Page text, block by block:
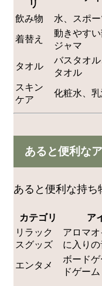
リ
飲み物 水、スポ
着替え
動きやす
ジャマ
タオル
バスタオ
タオル
スキン
ケア
化粧水、乳
あると便利な
あると便利な持ち
カテゴリ ア
リラック
スグッズ
アロマ
に入りの
エンタメ
ボード
ドゲーム